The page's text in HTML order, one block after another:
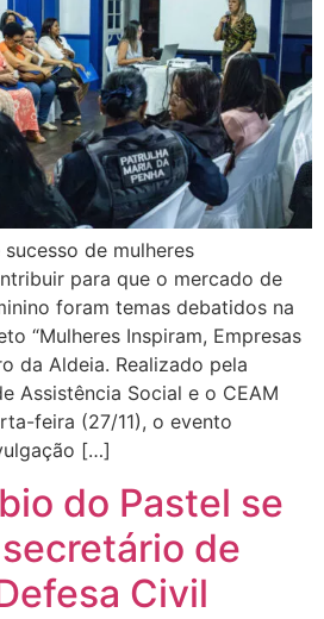
de mulheres
para que o mercado de
foram temas debatidos na
“Mulheres Inspiram, Empresas
da Aldeia. Realizado pela
Assistência Social e o CEAM
feira (27/11), o evento
[…]
do Pastel se
de
Civil